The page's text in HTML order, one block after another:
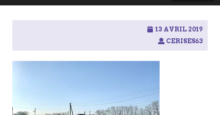
13 AVRIL 2019
CERISES63